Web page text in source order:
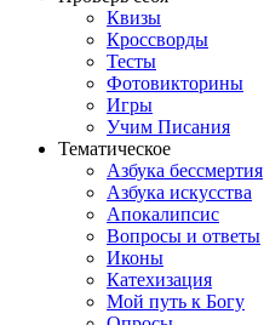
Квизы
Кроссворды
Тесты
Фотовикторины
Игры
Учим Писания
Тематическое
Азбука бессмертия
Азбука искусства
Апокалипсис
Вопросы и ответы
Иконы
Катехизация
Мой путь к Богу